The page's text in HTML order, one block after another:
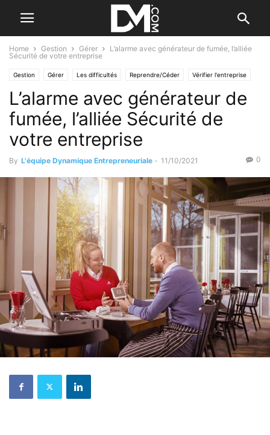
Home Gestion Gérer
L’alarme avec générateur de fumée, l’alliée
Sécurité de votre entreprise
Gestion Gérer Les difficultés Reprendre/Céder Vérifier l'entreprise
L’alarme avec générateur de
fumée, l’alliée Sécurité de
votre entreprise
By L'équipe Dynamique Entrepreneuriale - 11/10/2021 0